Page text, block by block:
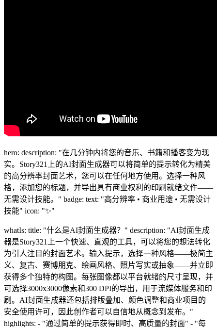
hero: description: "在几分钟内将您的音乐、书籍和播客变为现
实。Story321上的AI封面生成器可以将简单的提示转化为精美
的高分辨率封面艺术，您可以在任何地方使用。选择一种风
格，添加您的标题，并导出具有商业权利的印刷就绪文件——
无需设计技能。" badge: text: "高分辨率 • 商业用途 • 无需设计
技能" icon: "✨"
whatIs: title: "什么是AI封面生成器？" description: "AI封面生成
器是Story321上一个快速、直观的工具，可以将您的想法转化
为引人注目的封面艺术。输入提示，选择一种风格——极简主
义、复古、赛博朋克、绘画风格、照片写实或抽象——并立即
获得多个独特的构图。每张图像都以平台就绪的尺寸呈现，并
可选择3000x3000像素和300 DPI的导出，用于流媒体服务和印
刷。AI封面生成器还包括排版叠加、颜色调整和商业项目的
安全使用许可，因此创作者可以自信地从概念到发布。"
highlights: - "通过简单的提示获得即时、高质量的封面" - "每